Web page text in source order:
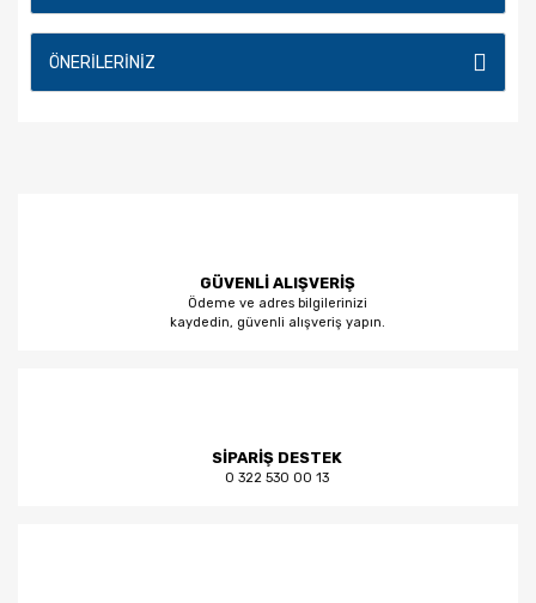
ÖNERILERINIZ
GÜVENLİ ALIŞVERİŞ
Ödeme ve adres bilgilerinizi
kaydedin, güvenli alışveriş yapın.
SİPARİŞ DESTEK
0 322 530 00 13